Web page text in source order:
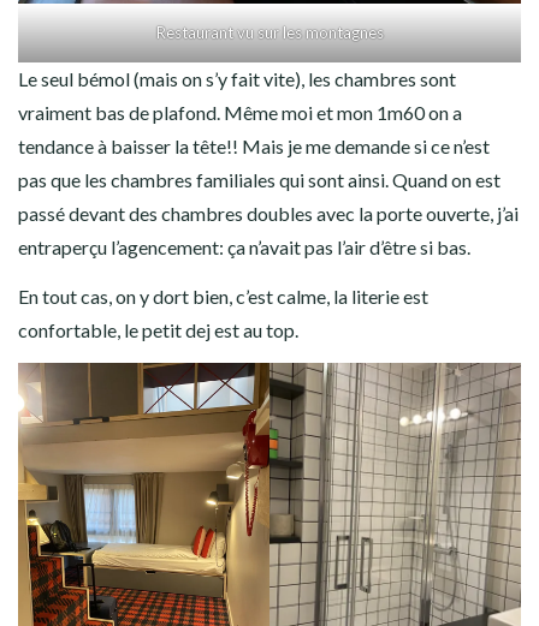
Restaurant vu sur les montagnes
Le seul bémol (mais on s’y fait vite), les chambres sont
vraiment bas de plafond. Même moi et mon 1m60 on a
tendance à baisser la tête!! Mais je me demande si ce n’est
pas que les chambres familiales qui sont ainsi. Quand on est
passé devant des chambres doubles avec la porte ouverte, j’ai
entraperçu l’agencement: ça n’avait pas l’air d’être si bas.
En tout cas, on y dort bien, c’est calme, la literie est
confortable, le petit dej est au top.